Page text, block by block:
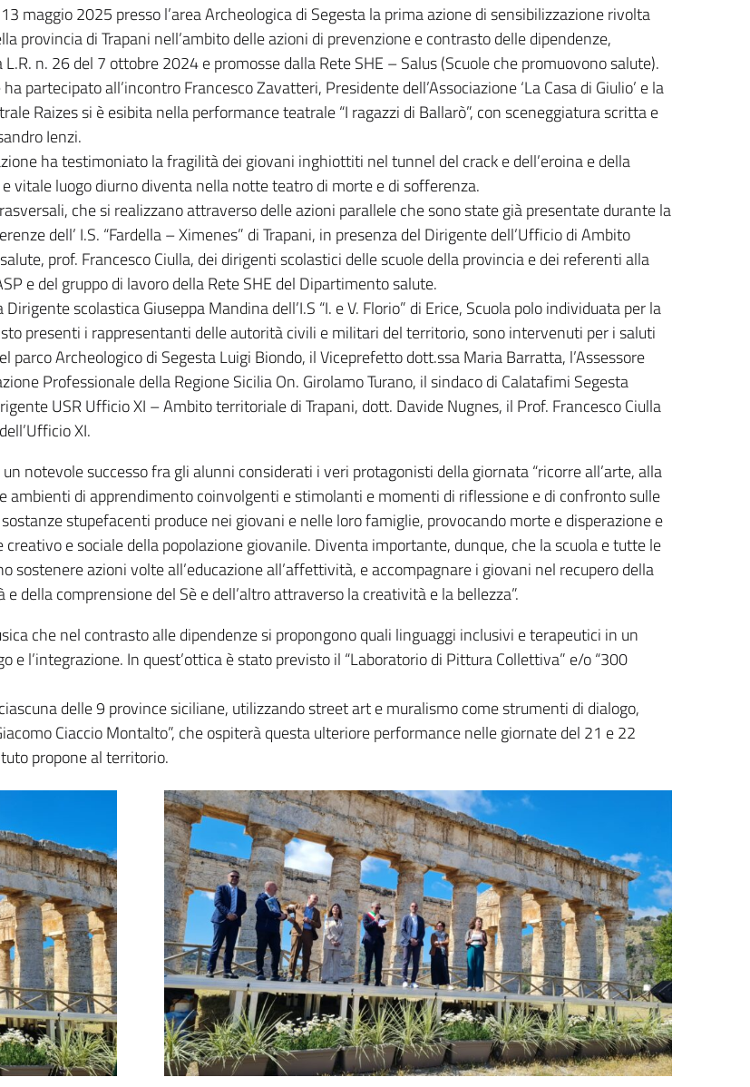
maggio 2025 presso l’area Archeologica di Segesta la prima azione di sensibilizzazione rivolta
provincia di Trapani nell’ambito delle azioni di prevenzione e contrasto delle dipendenze,
n. 26 del 7 ottobre 2024 e promosse dalla Rete SHE – Salus (Scuole che promuovono salute).
ha partecipato all’incontro Francesco Zavatteri, Presidente dell’Associazione ‘La Casa di Giulio’ e la
Raizes si è esibita nella performance teatrale “I ragazzi di Ballarò”, con sceneggiatura scritta e
Ienzi.
ha testimoniato la fragilità dei giovani inghiottiti nel tunnel del crack e dell’eroina e della
vitale luogo diurno diventa nella notte teatro di morte e di sofferenza.
che si realizzano attraverso delle azioni parallele che sono state già presentate durante la
dell’ I.S. “Fardella – Ximenes” di Trapani, in presenza del Dirigente dell’Ufficio di Ambito
prof. Francesco Ciulla, dei dirigenti scolastici delle scuole della provincia e dei referenti alla
e del gruppo di lavoro della Rete SHE del Dipartimento salute.
scolastica Giuseppa Mandina dell’I.S “I. e V. Florio” di Erice, Scuola polo individuata per la
presenti i rappresentanti delle autorità civili e militari del territorio, sono intervenuti per i saluti
parco Archeologico di Segesta Luigi Biondo, il Viceprefetto dott.ssa Maria Barratta, l’Assessore
Professionale della Regione Sicilia On. Girolamo Turano, il sindaco di Calatafimi Segesta
USR Ufficio XI – Ambito territoriale di Trapani, dott. Davide Nugnes, il Prof. Francesco Ciulla
XI.
notevole successo fra gli alunni considerati i veri protagonisti della giornata “ricorre all’arte, alla
ambienti di apprendimento coinvolgenti e stimolanti e momenti di riflessione e di confronto sulle
sostanze stupefacenti produce nei giovani e nelle loro famiglie, provocando morte e disperazione e
e sociale della popolazione giovanile. Diventa importante, dunque, che la scuola e tutte le
sostenere azioni volte all’educazione all’affettività, e accompagnare i giovani nel recupero della
della comprensione del Sè e dell’altro attraverso la creatività e la bellezza”.
che nel contrasto alle dipendenze si propongono quali linguaggi inclusivi e terapeutici in un
e l’integrazione. In quest’ottica è stato previsto il “Laboratorio di Pittura Collettiva” e/o “300
delle 9 province siciliane, utilizzando street art e muralismo come strumenti di dialogo,
Ciaccio Montalto”, che ospiterà questa ulteriore performance nelle giornate del 21 e 22
propone al territorio.